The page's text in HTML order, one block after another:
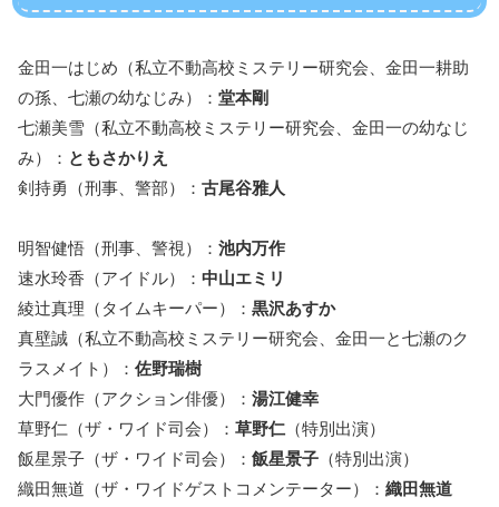
金田一はじめ（私立不動高校ミステリー研究会、金田一耕助
の孫、七瀬の幼なじみ）： 堂本剛
七瀬美雪（私立不動高校ミステリー研究会、金田一の幼なじ
み）： ともさかりえ
剣持勇（刑事、警部）： 古尾谷雅人
明智健悟（刑事、警視）： 池内万作
速水玲香（アイドル）： 中山エミリ
綾辻真理（タイムキーパー）： 黒沢あすか
真壁誠（私立不動高校ミステリー研究会、金田一と七瀬のク
ラスメイト）： 佐野瑞樹
大門優作（アクション俳優）： 湯江健幸
草野仁（ザ・ワイド司会）： 草野仁 （特別出演）
飯星景子（ザ・ワイド司会）： 飯星景子 （特別出演）
織田無道（ザ・ワイドゲストコメンテーター）： 織田無道